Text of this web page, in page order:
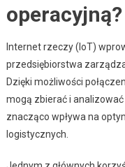
operacyjną?
Internet rzeczy (IoT)
przedsiębiorstwa
Dzięki możliwości
mogą zbierać i
znacząco wpływa na
logistycznych.